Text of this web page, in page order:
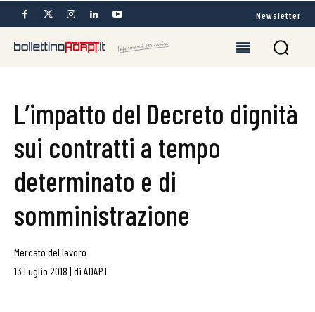
Newsletter
L’impatto del Decreto dignità
sui contratti a tempo
determinato e di
somministrazione
Mercato del lavoro
13 Luglio 2018 | di ADAPT